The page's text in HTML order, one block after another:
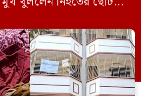
আশিকুর রহমান।
ছড়ানো বিভিন্ন তথ্যকে
বুধবার (৩ জুন)
বক্তব্যে তিনি এই […]